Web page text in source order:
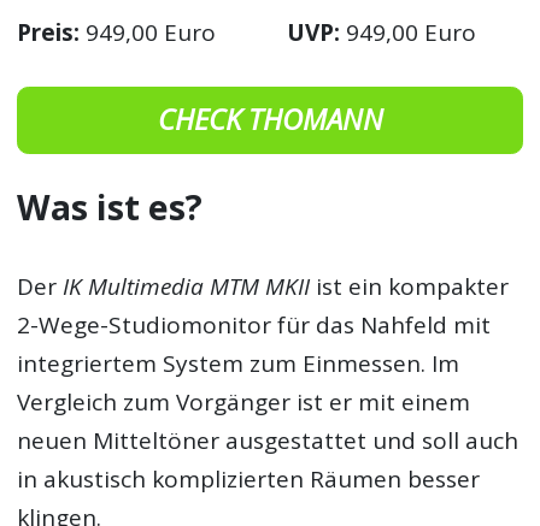
Preis: 949,00 Euro UVP: 949,00 Euro
CHECK THOMANN
Was ist es?
Der IK Multimedia MTM MKIIist ein kompakter
2-Wege-Studiomonitor für das Nahfeld mit
integriertem System zum Einmessen. Im
Vergleich zum Vorgänger ist er mit einem
neuen Mitteltöner ausgestattet und soll auch
in akustisch komplizierten Räumen besser
klingen.